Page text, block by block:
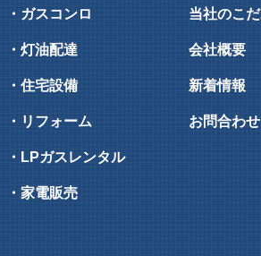
・ガスコンロ
・灯油配達
・住宅設備
・リフォーム
・LPガスレンタル
・家電販売
当社のこ
会社概要
新着情報
お問合わせ